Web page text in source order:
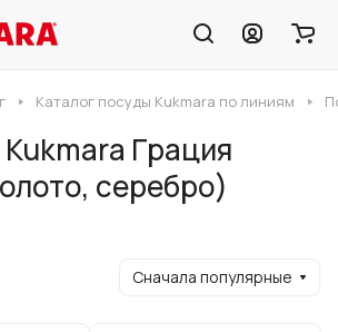
Каталог посуды Kukmara по линиям
Грация
серебро)
Сначала популярные